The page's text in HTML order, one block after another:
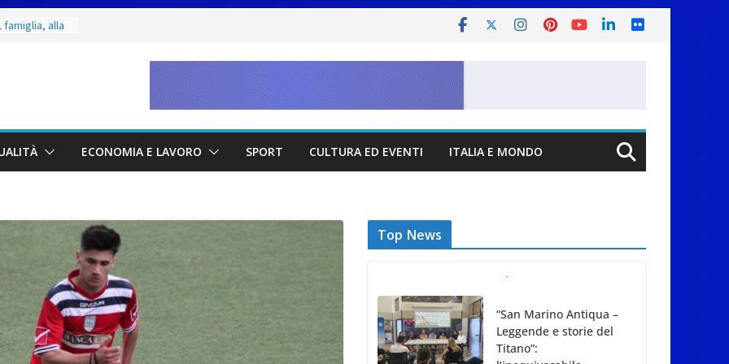
famiglia, alla
Incendi
per
Marcinelle
ECONOMIA E LAVORO SPORT CULTURA ED EVENTI ITALIA E MONDO
Top News
“San Marino Antiqua –
Leggende e storie del
Titano”: